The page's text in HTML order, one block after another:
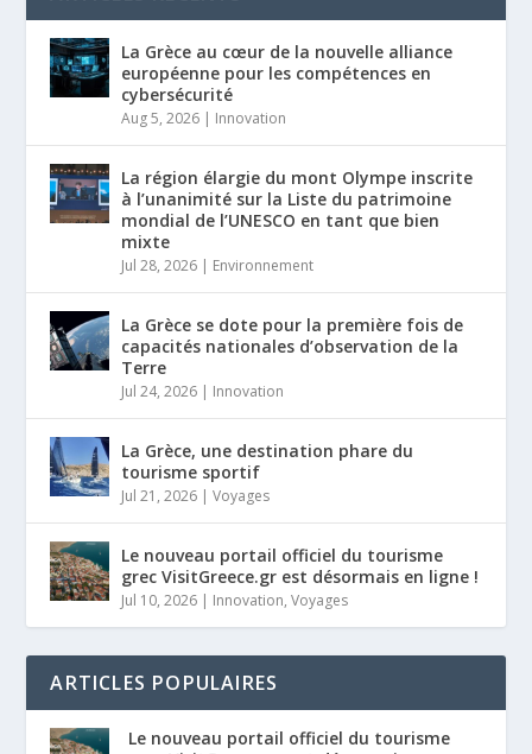
La Grèce au cœur de la nouvelle alliance
européenne pour les compétences en
cybersécurité
Aug 5, 2026 | Innovation
La région élargie du mont Olympe inscrite
à l’unanimité sur la Liste du patrimoine
mondial de l’UNESCO en tant que bien
mixte
Jul 28, 2026 | Environnement
La Grèce se dote pour la première fois de
capacités nationales d’observation de la
Terre
Jul 24, 2026 | Innovation
La Grèce, une destination phare du
tourisme sportif
Jul 21, 2026 |Voyages
Le nouveau portail officiel du tourisme
grec VisitGreece.gr est désormais en ligne !
Jul 10, 2026 | Innovation,Voyages
ARTICLES POPULAIRES
Le nouveau portail officiel du tourisme